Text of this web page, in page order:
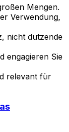
Mengen.
Verwendung,
nicht dutzende
engagieren Sie
relevant für